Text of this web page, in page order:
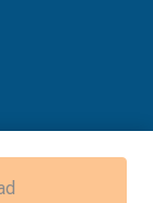
reserved.